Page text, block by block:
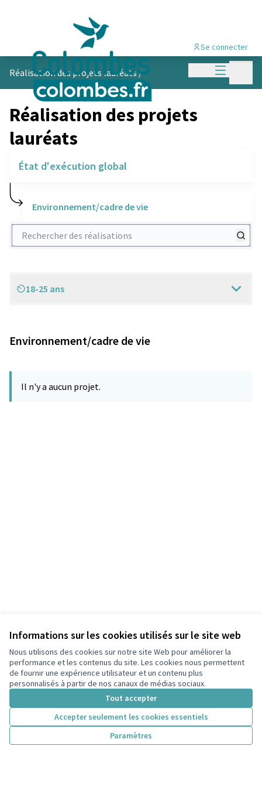
Informations sur les cookies utilisés sur le site web
Nous utilisons des cookies sur notre site Web pour améliorer la
performance et les contenus du site. Les cookies nous permettent
de fournir une expérience utilisateur et un contenu plus
personnalisés à partir de nos canaux de médias sociaux.
Tout accepter
Accepter seulement les cookies essentiels
Paramètres
Menu
Se connecter
Réalisation des projets lauréats /
Réalisation des projets
lauréats
État d'exécution global
Environnement/cadre de vie
Rechercher des réalisations
Scope
18-25 ans
Environnement/cadre de vie
Il n'y a aucun projet.